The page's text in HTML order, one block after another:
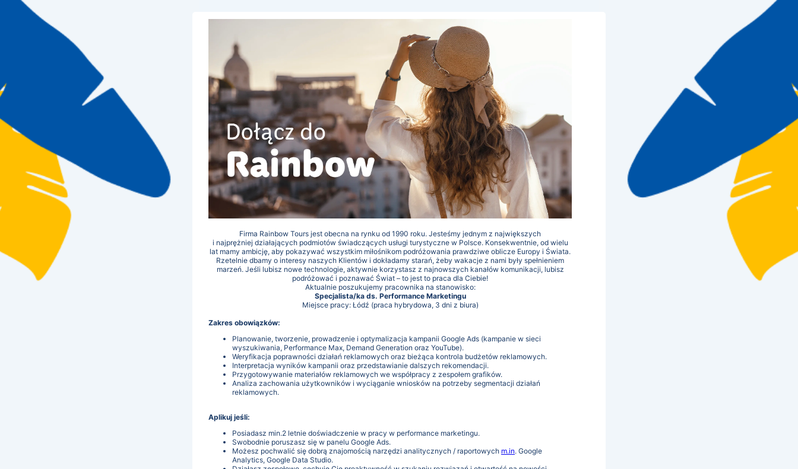
Firma Rainbow Tours jest obecna na rynku od 1990 roku. Jesteśmy jednym z największych
i najprężniej działających podmiotów świadczących usługi turystyczne w Polsce. Konsekwentnie, od wielu
lat mamy ambicję, aby pokazywać wszystkim miłośnikom podróżowania prawdziwe oblicze Europy i Świata.
Rzetelnie dbamy o interesy naszych Klientów i dokładamy starań, żeby wakacje z nami były spełnieniem
marzeń. Jeśli lubisz nowe technologie, aktywnie korzystasz z najnowszych kanałów komunikacji, lubisz
podróżować i poznawać Świat – to jest to praca dla Ciebie!
Aktualnie poszukujemy pracownika na stanowisko:
Specjalista/ka ds. Performance Marketingu
Miejsce pracy: Łódź (praca hybrydowa, 3 dni z biura)
Zakres obowiązków:
Planowanie, tworzenie, prowadzenie i optymalizacja kampanii Google Ads (kampanie w sieci
wyszukiwania, Performance Max, Demand Generation oraz YouTube).
Weryfikacja poprawności działań reklamowych oraz bieżąca kontrola budżetów reklamowych.
Interpretacja wyników kampanii oraz przedstawianie dalszych rekomendacji.
Przygotowywanie materiałów reklamowych we współpracy z zespołem grafików.
Analiza zachowania użytkowników i wyciąganie wniosków na potrzeby segmentacji działań
reklamowych.
Aplikuj jeśli:
Posiadasz min.2 letnie doświadczenie w pracy w performance marketingu.
Swobodnie poruszasz się w panelu Google Ads.
Możesz pochwalić się dobrą znajomością narzędzi analitycznych / raportowych m.in. Google
Analytics, Google Data Studio.